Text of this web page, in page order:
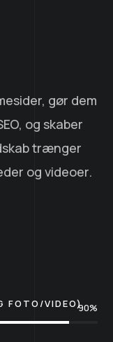
gør dem
og skaber
trænger
og videoer.
FOTO/VIDEO)